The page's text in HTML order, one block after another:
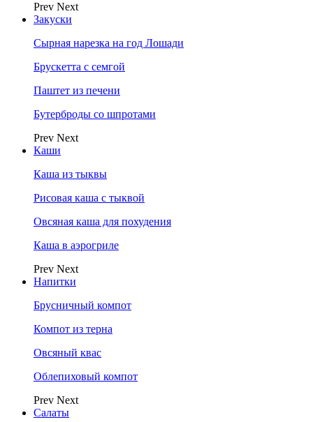
Prev Next
Закуски
Сырная нарезка на год Лошади
Брускетта с семгой
Паштет из печени
Бутерброды со шпротами
Prev Next
Каши
Каша из тыквы
Рисовая каша с тыквой
Овсяная каша для похудения
Каша в аэрогриле
Prev Next
Напитки
Брусничный компот
Компот из терна
Овсяный квас
Облепиховый компот
Prev Next
Салаты